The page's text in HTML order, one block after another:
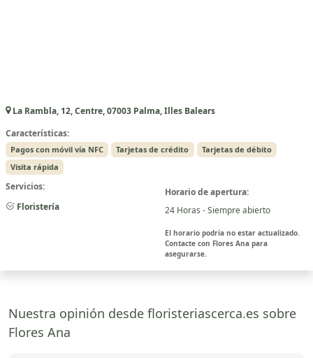
La Rambla, 12, Centre, 07003 Palma, Illes Balears
Características:
Pagos con móvil vía NFC Tarjetas de crédito
Tarjetas de débito
Visita rápida
Servicios:
Floristería
Horario de apertura:
24 Horas - Siempre abierto
El horario podría no estar actualizado.
Contacte con Flores Ana para
asegurarse.
Nuestra opinión desde floristeriascerca.es sobre
Flores Ana